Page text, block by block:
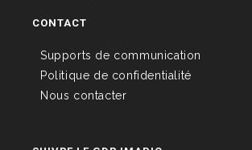
CONTACT
Supports de communication
Politique de confidentialité
Nous contacter